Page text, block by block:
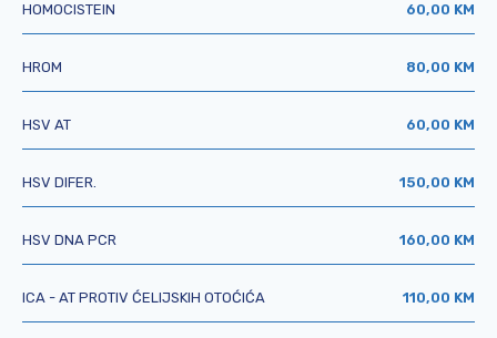
HOMOCISTEIN 60,00 KM
HROM 80,00 KM
HSV AT 60,00 KM
HSV DIFER. 150,00 KM
HSV DNA PCR 160,00 KM
ICA - AT PROTIV ĆELIJSKIH OTOĆIĆA 110,00 KM